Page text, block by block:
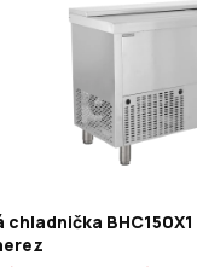
BHC150X1